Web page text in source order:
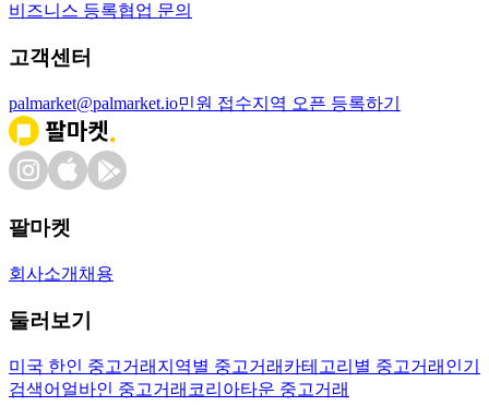
비즈니스 등록협업 문의
고객센터
palmarket@palmarket.io민원 접수지역 오픈 등록하기
팔마켓
회사소개 채용
둘러보기
미국 한인 중고거래 지역별 중고거래 카테고리별 중고거래 인기
검색어 얼바인 중고거래 코리아타운 중고거래